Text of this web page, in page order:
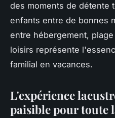
des moments de détente
enfants entre de bonnes
entre hébergement,
loisirs représente
familial en vacances.
L'expérience
paisible pour toute